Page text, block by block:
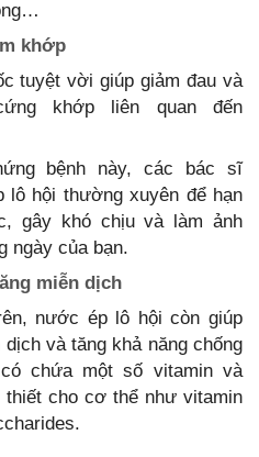
khớp
tuyệt vời giúp giảm đau và
khớp liên quan đến
bệnh này, các bác sĩ
lô hội thường xuyên để hạn
gây khó chịu và làm ảnh
ngày của bạn.
miễn dịch
nước ép lô hội còn giúp
và tăng khả năng chống
chứa một số vitamin và
thiết cho cơ thể như vitamin